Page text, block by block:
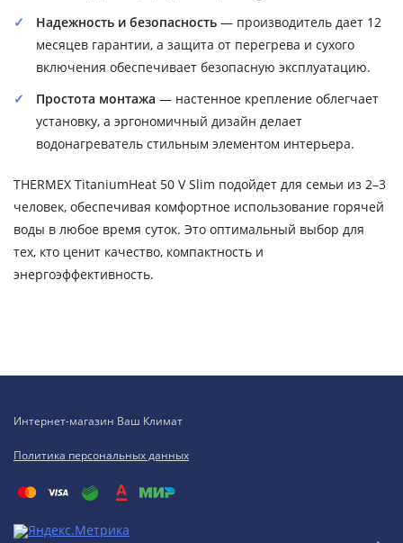
Надежность и безопасность — производитель дает 12
месяцев гарантии, а защита от перегрева и сухого
включения обеспечивает безопасную эксплуатацию.
Простота монтажа — настенное крепление облегчает
установку, а эргономичный дизайн делает
водонагреватель стильным элементом интерьера.
THERMEX TitaniumHeat 50 V Slim подойдет для семьи из 2–3
человек, обеспечивая комфортное использование горячей
воды в любое время суток. Это оптимальный выбор для
тех, кто ценит качество, компактность и
энергоэффективность.
Интернет-магазин Ваш Климат
Политика персональных данных